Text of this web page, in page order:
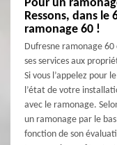
Pour un
Ressons, dans le
ramonage 60 !
Dufresne ramonage
ses services aux
Si vous l’appelez pour
l’état de votre
avec le ramonage.
un ramonage par le
fonction de son